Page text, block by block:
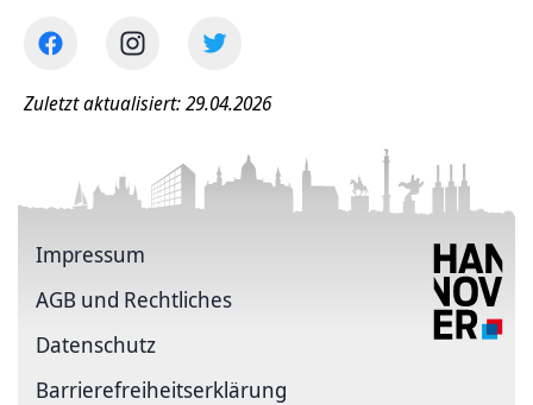
Zuletzt aktualisiert: 29.04.2026
Impressum
AGB und Rechtliches
Datenschutz
Barriere­freiheits­erklärung